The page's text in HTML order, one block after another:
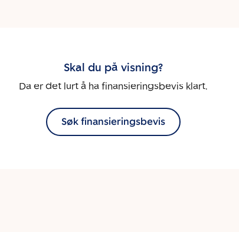
Skal du på visning?
Da er det lurt å ha finansieringsbevis klart.
Søk finansieringsbevis